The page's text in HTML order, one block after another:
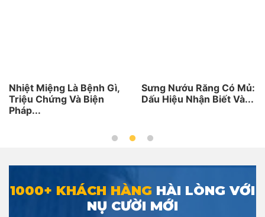
Bệnh Gì,
Biện
Sưng Nướu Răng Có Mủ:
Dấu Hiệu Nhận Biết Và...
Bệnh Viêm
Cấp: Dấu
1000+ KHÁCH HÀNG HÀI LÒNG VỚI
NỤ CƯỜI MỚI